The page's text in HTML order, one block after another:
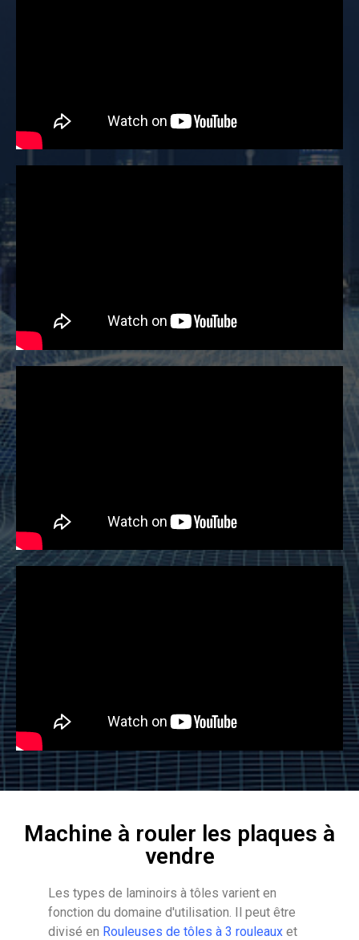
Machine à rouler les plaques à
vendre
Les types de laminoirs à tôles varient en
fonction du domaine d'utilisation. Il peut être
divisé en Rouleuses de tôles à 3 rouleaux et